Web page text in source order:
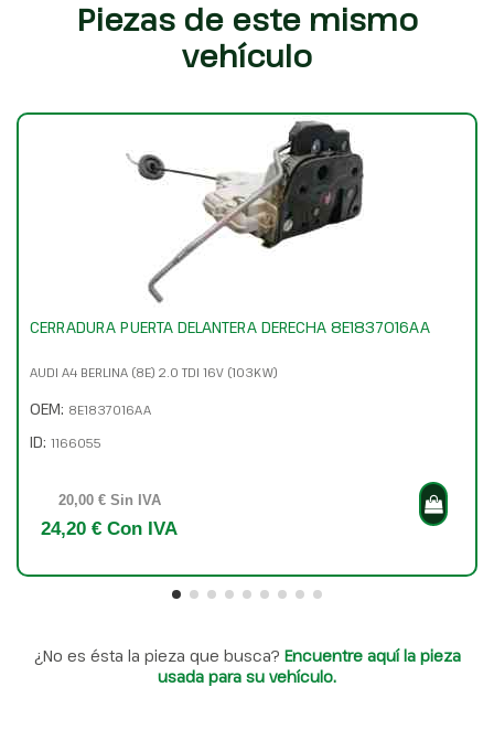
Piezas de este mismo
vehículo
CERRADURA PUERTA DELANTERA DERECHA 8E1837016AA
AUDI A4 BERLINA (8E) 2.0 TDI 16V (103KW)
OEM: 8E1837016AA
ID: 1166055
20,00 € Sin IVA
24,20 € Con IVA
¿No es ésta la pieza que busca? Encuentre aquí la pieza
usada para su vehículo.